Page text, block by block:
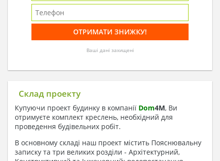
Ваші дані захищені
Склад проекту
Купуючи проект будинку в компанії Dom4M, Ви
отримуєте комплект креслень, необхідний для
проведення будівельних робіт.
В основному складі наш проект містить Пояснювальну
записку та три великих розділи - Архітектурний,